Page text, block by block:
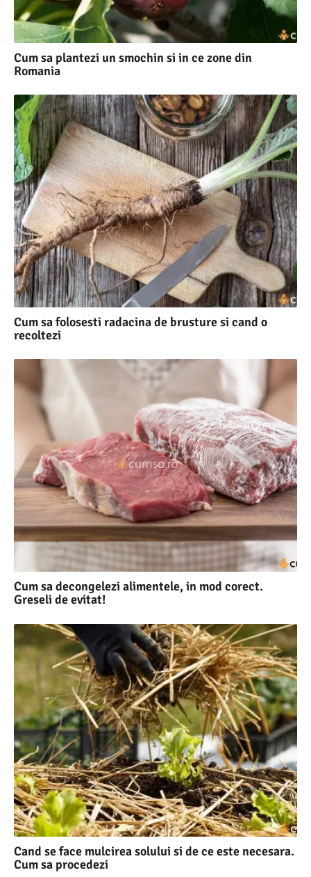
Cum sa plantezi un smochin si in ce zone din
Romania
Cum sa folosesti radacina de brusture si cand o
recoltezi
Cum sa decongelezi alimentele, in mod corect.
Greseli de evitat!
Cand se face mulcirea solului si de ce este necesara.
Cum sa procedezi